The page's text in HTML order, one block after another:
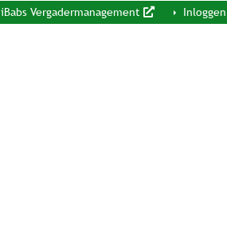
iBabs Vergadermanagement Inloggen